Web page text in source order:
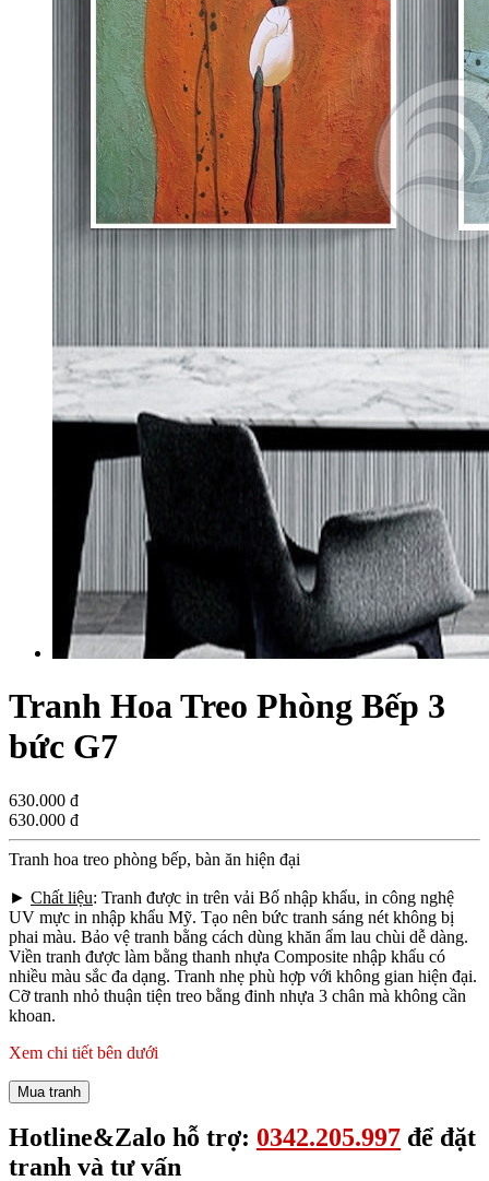
Tranh Hoa Treo Phòng Bếp 3
bức G7
630.000 đ
630.000 đ
Tranh hoa treo phòng bếp, bàn ăn hiện đại
► Chất liệu: Tranh được in trên vải Bố nhập khẩu, in công nghệ
UV mực in nhập khẩu Mỹ. Tạo nên bức tranh sáng nét không bị
phai màu. Bảo vệ tranh bằng cách dùng khăn ẩm lau chùi dễ dàng.
Viền tranh được làm bằng thanh nhựa Composite nhập khẩu có
nhiều màu sắc đa dạng. Tranh nhẹ phù hợp với không gian hiện đại.
Cỡ tranh nhỏ thuận tiện treo bằng đinh nhựa 3 chân mà không cần
khoan.
Xem chi tiết bên dưới
Mua tranh
Hotline&Zalo hỗ trợ: 0342.205.997 để đặt
tranh và tư vấn